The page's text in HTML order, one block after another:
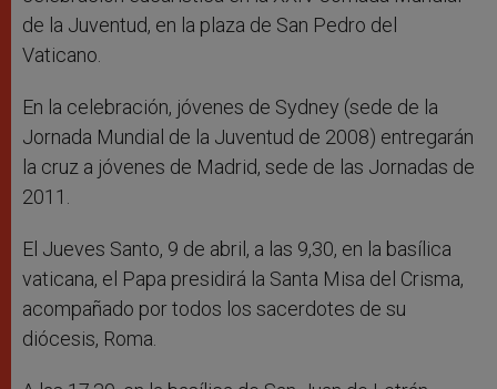
de la Juventud, en la plaza de San Pedro del
Vaticano.
En la celebración, jóvenes de Sydney (sede de la
Jornada Mundial de la Juventud de 2008) entregarán
la cruz a jóvenes de Madrid, sede de las Jornadas de
2011.
El Jueves Santo, 9 de abril, a las 9,30, en la basílica
vaticana, el Papa presidirá la Santa Misa del Crisma,
acompañado por todos los sacerdotes de su
diócesis, Roma.